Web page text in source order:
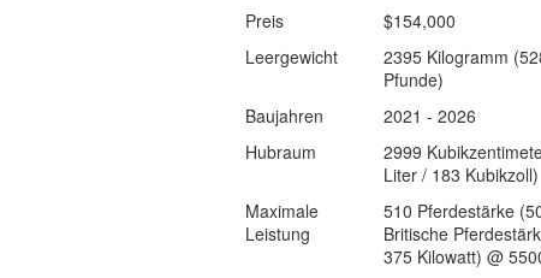
Preis
$154,000
Leergewicht
2395 Kilogramm
Pfunde)
Baujahren
2021 - 2026
Hubraum
2999
Liter / 183 Kubikzoll)
Maximale
Leistung
510 Pferdestärke
Britische
375 Kilowatt) @